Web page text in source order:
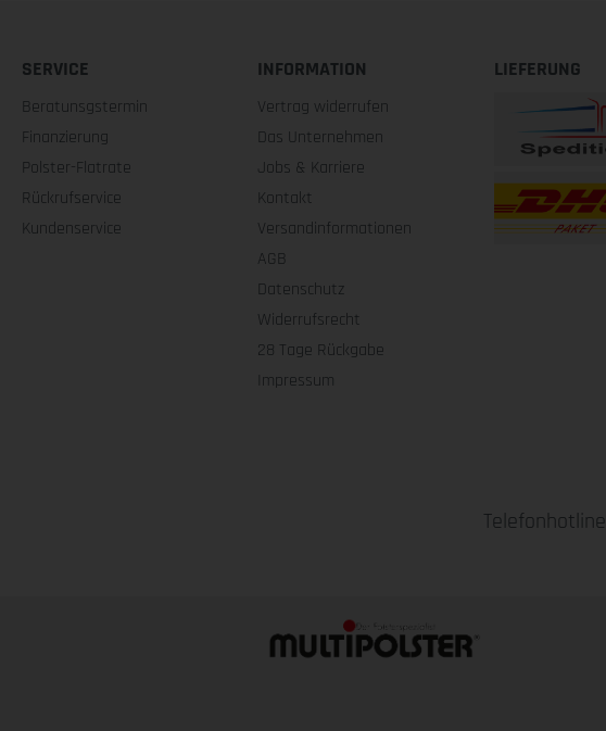
SERVICE
Beratunsgstermin
Finanzierung
Polster-Flatrate
Rückrufservice
Kundenservice
INFORMATION
Vertrag widerrufen
Das Unternehmen
Jobs & Karriere
Kontakt
Versandinformationen
AGB
Datenschutz
Widerrufsrecht
28 Tage Rückgabe
Impressum
LIEFERUNG